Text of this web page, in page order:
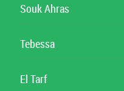
Souk Ahras
Tebessa
El Tarf